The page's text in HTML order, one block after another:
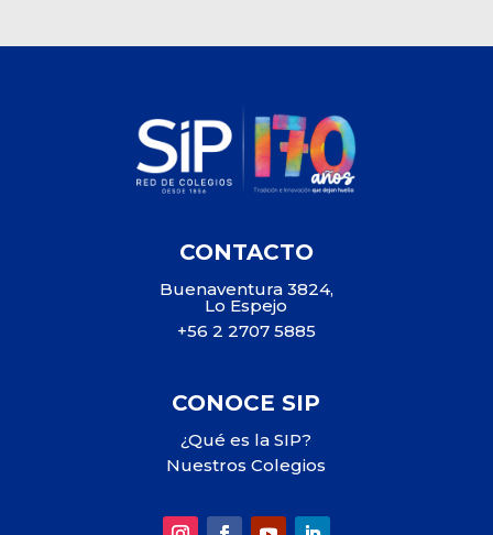
CONTACTO
Buenaventura 3824,
Lo Espejo
+56 2 2707 5885
CONOCE SIP
¿Qué es la SIP?
Nuestros Colegios